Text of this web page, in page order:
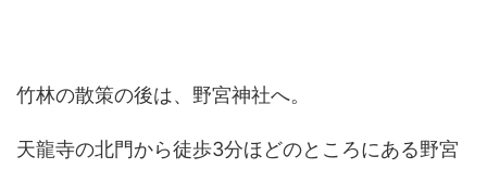
竹林の散策の後は、野宮神社へ。
天龍寺の北門から徒歩3分ほどのところにある野宮